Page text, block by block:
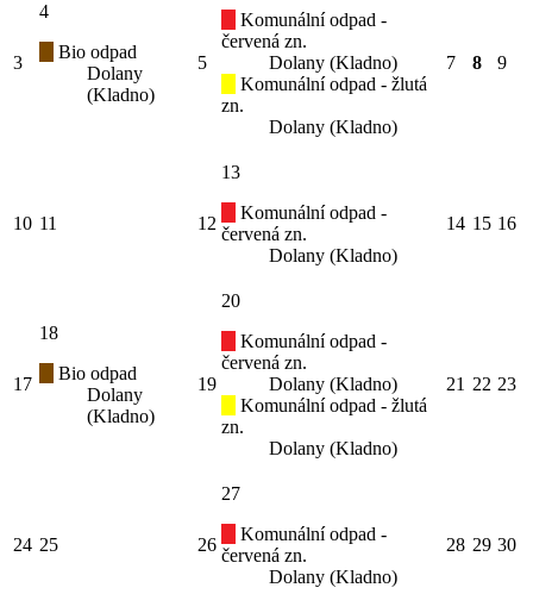
3
4
Bio odpad
Dolany
(Kladno)
5
Komunální odpad -
červená zn.
Dolany (Kladno)
Komunální odpad - žlutá
zn.
Dolany (Kladno)
7 8 9
10 11 12
13
Komunální odpad -
červená zn.
Dolany (Kladno)
14 15 16
17
18
Bio odpad
Dolany
(Kladno)
19
20
Komunální odpad -
červená zn.
Dolany (Kladno)
Komunální odpad - žlutá
zn.
Dolany (Kladno)
21 22 23
24 25 26
27
Komunální odpad -
červená zn.
Dolany (Kladno)
28 29 30